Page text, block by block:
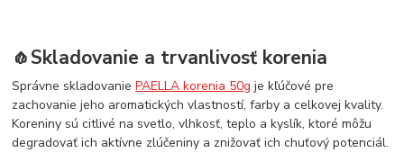
🧄Skladovanie a trvanlivosť korenia
Správne skladovaniePAELLA korenia 50g je kľúčové pre
zachovanie jeho aromatických vlastností, farby a celkovej kvality.
Koreniny sú citlivé na svetlo, vlhkosť, teplo a kyslík, ktoré môžu
degradovať ich aktívne zlúčeniny a znižovať ich chuťový potenciál.